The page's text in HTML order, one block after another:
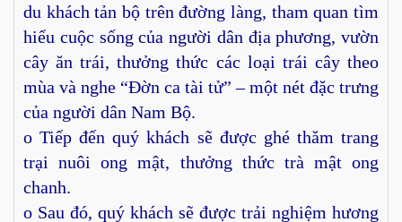
du khách tản bộ trên đường làng, tham quan tìm
hiểu cuộc sống của người dân địa phương, vườn
cây ăn trái, thưởng thức các loại trái cây theo
mùa và nghe “Đờn ca tài tử” – một nét đặc trưng
của người dân Nam Bộ.
o Tiếp đến quý khách sẽ được ghé thăm trang
trại nuôi ong mật, thưởng thức trà mật ong
chanh.
o Sau đó, quý khách sẽ được trải nghiệm hương